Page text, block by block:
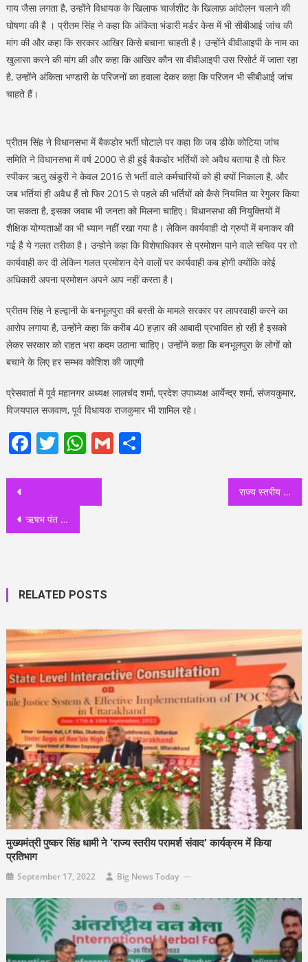
गाय जैसा लगता है, उन्होंने विधायक के खिलाफ चार्जशीट के खिलाफ़ आंदोलन चलाने की
घोषणा की है । प्रीतम सिंह ने कहा कि अंकिता भंडारी मर्डर केस में भी सीबीआई जांच की
मांग की और कहा कि सरकार आखिर किसे बचाना चाहती है। उन्होंने वीवीआइपी के नाम का
खुलासा करने की मांग की और कहा कि आखिर कौन सा वीवीआइपी उस रिसोर्ट में जाता रहा
है, उन्होंने अंकिता भण्डारी के परिजनों का हवाला देकर कहा कि परिजन भी सीबीआई जांच
चाहते हैं।
प्रीतम सिंह ने विधानसभा में बैकडोर भर्ती घोटाले पर कहा कि जब डीके कोटिया जांच
समिति ने विधानसभा में वर्ष 2000 से ही हुई बैकडोर भर्तियों को अवैध बताया है तो फिर
स्पीकर ऋतु खंडूरी ने केवल 2016 से भर्ती वाले कर्मचारियों को ही क्यों निकाला है, और
जब भर्तियां ही अवैध हैं तो फिर 2015 से पहले की भर्तियों को कैसे नियमित या रेगुलर किया
जा सकता है, इसका जवाब भी जनता को मिलना चाहिए। विधानसभा की नियुक्तियों में
शैक्षिक योग्यताओं का भी ध्यान नहीं रखा गया है। लेकिन कार्यवाही दो ग्रुपों में बनाकर की
गई है ये गलत तरीका है। उन्होने कहा कि विशेषाधिकार से प्रमोशन पाने वाले सचिव पर तो
कार्यवाही कर दी लेकिन गलत प्रमोशन देने वालों पर कार्यवाही कब होगी क्योंकि कोई
अधिकारी अपना प्रमोशन अपने आप नहीं करता है।
प्रीतम सिंह ने हल्द्वानी के बनभूलपुरा की बस्ती के मामले सरकार पर लापरवाही करने का
आरोप लगाया है, उन्होंने कहा कि करीब 40 हज़ार की आबादी प्रभावित हो रही है इसको
लेकर सरकार को राहत भरा कदम उठाना चाहिए। उन्होंने कहा कि बनभूलपुरा के लोगों को
बचाने के लिए हर सम्भव कोशिश की जाएगी
प्रेसवार्ता में पूर्व महानगर अध्यक्ष लालचंद शर्मा, प्रदेश उपाध्यक्ष आर्येन्द्र शर्मा, संजयकुमार,
विजयपाल सजवाण, पूर्व विधायक राजकुमार भी शामिल रहे।
Facebook
Twitter
WhatsApp
GmailShare
Post
navigation
ऋषभ पंत को लिगामेंट के उपचार के लिए मैक्‍स अस्‍पताल से मुंंबई ले जाया जाएगा, BCCI ने दी सहमति
राज्य स्तरीय युवा महोत्सव 2023 का हुआ शुभारंभ, युवक एवं महिला मंगल दलों को दी जाने वाली प्रोत्साहन धनराशि 4 हजार रूपये से बढ़ाकर 5 हजार रूपये की जायेगी
RELATED POSTS
मुख्यमंत्री पुष्कर सिंह धामी ने ‘राज्य स्तरीय परामर्श संवाद’ कार्यक्रम में किया
प्रतिभाग
September 17, 2022 Big News Today